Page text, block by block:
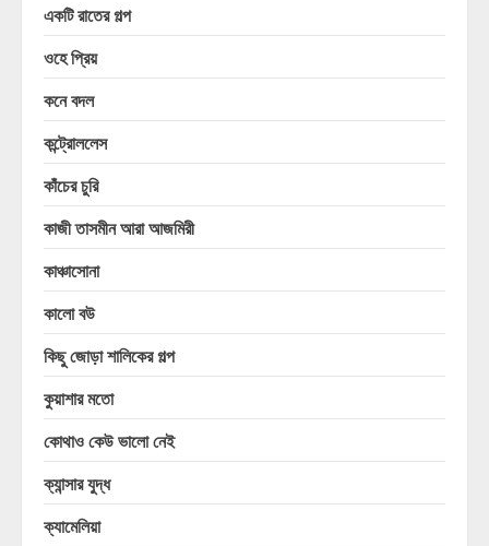
একটি রাতের গল্প
ওহে প্রিয়
কনে বদল
কন্ট্রোললেস
কাঁচের চুরি
কাজী তাসমীন আরা আজমিরী
কাঞ্চাসোনা
কালো বউ
কিছু জোড়া শালিকের গল্প
কুয়াশার মতো
কোথাও কেউ ভালো নেই
ক্যান্সার যুদ্ধ
ক্যামেলিয়া